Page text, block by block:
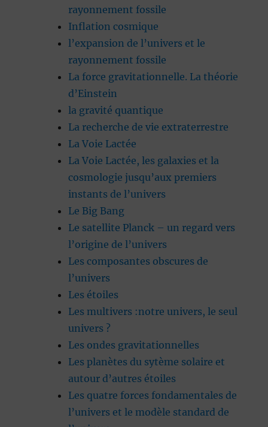
rayonnement fossile
Inflation cosmique
l’expansion de l’univers et le
rayonnement fossile
La force gravitationnelle. La théorie
d’Einstein
la gravité quantique
La recherche de vie extraterrestre
La Voie Lactée
La Voie Lactée, les galaxies et la
cosmologie jusqu’aux premiers
instants de l’univers
Le Big Bang
Le satellite Planck – un regard vers
l’origine de l’univers
Les composantes obscures de
l’univers
Les étoiles
Les multivers :notre univers, le seul
univers ?
Les ondes gravitationnelles
Les planètes du sytème solaire et
autour d’autres étoiles
Les quatre forces fondamentales de
l’univers et le modèle standard de